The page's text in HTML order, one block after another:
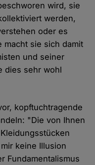
wird, sie
werden,
oder es
macht sie sich damit
und seiner
dies sehr wohl
kopftuchtragende
"Die von Ihnen
keine Illusion
Fundamentalismus